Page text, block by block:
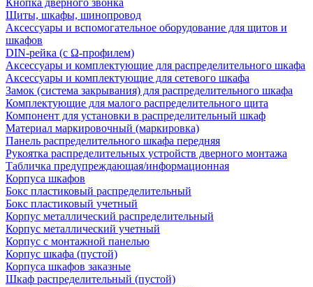
Кнопка дверного звонка
Щиты, шкафы, шинопровод
Аксессуары и вспомогательное оборудование для щитов и
шкафов
DIN-рейка (с Ω-профилем)
Аксессуары и комплектующие для распределительного шкафа
Аксессуары и комплектующие для сетевого шкафа
Замок (система закрывания) для распределительного шкафа
Комплектующие для малого распределительного щита
Компонент для установки в распределительный шкаф
Материал маркировочный (маркировка)
Панель распределительного шкафа передняя
Рукоятка распределительных устройств дверного монтажа
Табличка предупреждающая/информационная
Корпуса шкафов
Бокс пластиковый распределительный
Бокс пластиковый учетный
Корпус металлический распределительный
Корпус металлический учетный
Корпус с монтажной панелью
Корпус шкафа (пустой)
Корпуса шкафов заказные
Шкаф распределительный (пустой)